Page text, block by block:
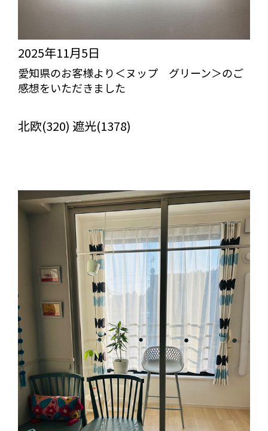
2025年11月5日
愛知県のお客様より＜ヌップ グリーン＞のご
感想をいただきました
北欧(320) 遮光(1378)